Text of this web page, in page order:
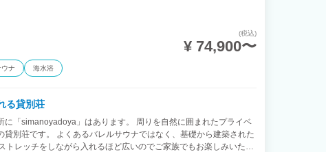
(税込)
¥ 74,900〜
ウナ 海水浴
る貸別荘
に「simanoyadoya」はあります。 周りを自然に囲まれたプライベ
貸別荘です。 よくあるバレルサウナではなく、基礎から建築された
トレッチをしながら入れるほど広いのでご家族でもお楽しみいただ